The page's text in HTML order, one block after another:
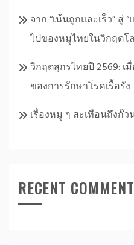
จาก “เน้นถูกและเร็ว”
ไปของหมูไทยในวิกฤตโ
วิกฤตสุกรไทยปี 2569: เ
ของการรักษาโรคเรื้อรัง
เรื่องหมู ๆ สะเทือนถึงก๊
RECENT